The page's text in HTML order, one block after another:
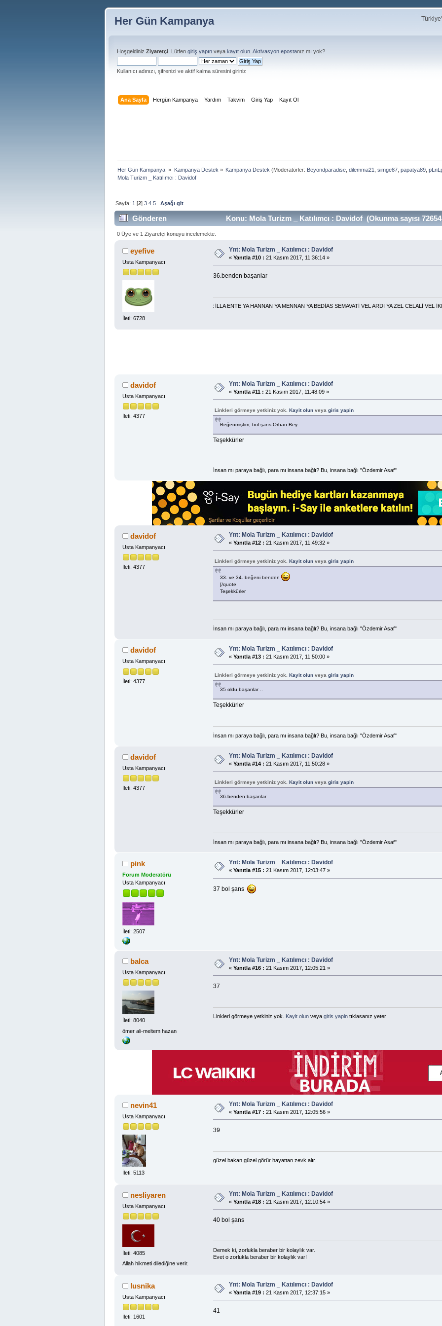
Her Gün Kampanya
Hoşgeldiniz Ziyaretçi . Lütfen giriş yapın veya kayıt olun Aktivasyon epostanız mı yok?
Kullanıcı adınızı, şifrenizi ve aktif kalma süresini giriniz
Ana Sayfa Hergün Kampanya Yardım Takvim Giriş Yap Kayıt Ol
Her Gün Kampanya » Kampanya Destek » Kampanya Destek (Moderatörler: Beyondparadise, dilemma21 simge87, papatya89,
Mola Turizm _ Katılımcı : Davidof
Sayfa: 1 [2]3 4 5 Aşağı git
Gönderen Konu: Mola Turizm _ Katılımcı : Davidof (Okunma sayısı
0 Üye ve 1 Ziyaretçi konuyu incelemekte.
eyefive
Usta Kampanyacı
İleti: 6728
Ynt: Mola Turizm _ Katılımcı : Davidof
« Yanıtla #10 : 21 Kasım 2017, 11:36:14 »
36.benden başarılar
DÜNYA-AHİRET MADDİ-MANEVİ BOL RIZIK İÇİN TESPİH:LA İLAHE İLLA ENTE YA HANNAN YA MENNAN YA BEDİAS SEMAVATİ VEL ARDI YA ZEL CELALİ VEL İKRAM
davidof
Usta Kampanyacı
İleti: 4377
Ynt: Mola Turizm _ Katılımcı : Davidof
« Yanıtla #11 : 21 Kasım 2017, 11:48:09 »
Linkleri görmeye yetkiniz yok. Kayit olunveya giris yapin
Beğenmiştim, bol şans Orhan Bey.
Teşekkürler
İnsan mı paraya bağlı, para mı insana bağlı? Bu, insana bağlı "Özdemir Asaf"
davidof
Usta Kampanyacı
İleti: 4377
Ynt: Mola Turizm _ Katılımcı : Davidof
« Yanıtla #12 : 21 Kasım 2017, 11:49:32 »
Linkleri görmeye yetkiniz yok. Kayit olunveya giris yapin
33. ve 34. beğeni benden
[/quote
Teşekkürler
İnsan mı paraya bağlı, para mı insana bağlı? Bu, insana bağlı "Özdemir Asaf"
davidof
Usta Kampanyacı
İleti: 4377
Ynt: Mola Turizm _ Katılımcı : Davidof
« Yanıtla #13 : 21 Kasım 2017, 11:50:00 »
Linkleri görmeye yetkiniz yok. Kayit olunveya giris yapin
35 oldu,başarılar ..
Teşekkürler
İnsan mı paraya bağlı, para mı insana bağlı? Bu, insana bağlı "Özdemir Asaf"
davidof
Usta Kampanyacı
İleti: 4377
Ynt: Mola Turizm _ Katılımcı : Davidof
« Yanıtla #14 : 21 Kasım 2017, 11:50:28 »
Linkleri görmeye yetkiniz yok. Kayit olunveya giris yapin
36.benden başarılar
Teşekkürler
İnsan mı paraya bağlı, para mı insana bağlı? Bu, insana bağlı "Özdemir Asaf"
pink
Forum Moderatörü
Usta Kampanyacı
İleti: 2507
Ynt: Mola Turizm _ Katılımcı : Davidof
« Yanıtla #15 : 21 Kasım 2017, 12:03:47 »
37 bol şans
balca
Usta Kampanyacı
İleti: 8040
ömer ali-meltem hazan
Ynt: Mola Turizm _ Katılımcı : Davidof
« Yanıtla #16 : 21 Kasım 2017, 12:05:21 »
37
Linkleri görmeye yetkiniz yok. Kayit olunveya giris yapintıklasanız yeter
nevin41
Usta Kampanyacı
İleti: 5113
Ynt: Mola Turizm _ Katılımcı : Davidof
« Yanıtla #17 : 21 Kasım 2017, 12:05:56 »
39
güzel bakan güzel görür hayattan zevk alır.
nesliyaren
Usta Kampanyacı
İleti: 4085
Allah hikmeti dilediğine verir.
Ynt: Mola Turizm _ Katılımcı : Davidof
« Yanıtla #18 : 21 Kasım 2017, 12:10:54 »
40 bol şans
Demek ki, zorlukla beraber bir kolaylık var.
Evet o zorlukla beraber bir kolaylık var!
lusnika
Usta Kampanyacı
İleti: 1601
Ynt: Mola Turizm _ Katılımcı : Davidof
« Yanıtla #19 : 21 Kasım 2017, 12:37:15 »
41